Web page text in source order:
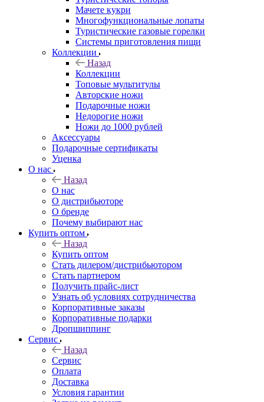
Мачете кукри
Многофункциональные лопаты
Туристические газовые горелки
Системы приготовления пищи
Коллекции
Назад
Коллекции
Топовые мультитулы
Авторские ножи
Подарочные ножи
Недорогие ножи
Ножи до 1000 рублей
Аксессуары
Подарочные сертификаты
Уценка
О нас
Назад
О нас
О дистрибьюторе
О бренде
Почему выбирают нас
Купить оптом
Назад
Купить оптом
Стать дилером/дистрибьютором
Стать партнером
Получить прайс-лист
Узнать об условиях сотрудничества
Корпоративные заказы
Корпоративные подарки
Дропшиппинг
Сервис
Назад
Сервис
Оплата
Доставка
Условия гарантии